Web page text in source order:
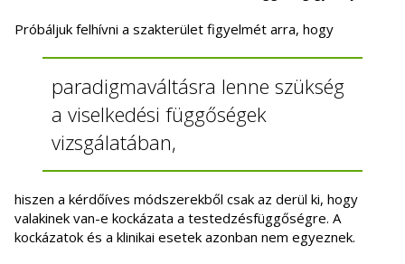
Próbáljuk felhívni a szakterület figyelmét arra, hogy
paradigmaváltásra lenne szükség
a viselkedési függőségek
vizsgálatában,
hiszen a kérdőíves módszerekből csak az derül ki, hogy
valakinek van-e kockázata a testedzésfüggőségre. A
kockázatok és a klinikai esetek azonban nem egyeznek.